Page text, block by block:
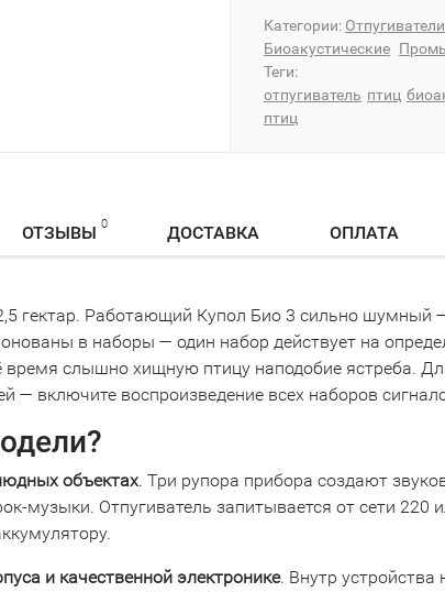
Категории:
Биоакустические
Теги:
отпугиватель птиц
птиц
ОТЗЫВЫ 0 ДОСТАВКА ОПЛАТА
гектар. Работающий Купол Био 3 сильно шумный
в наборы — один набор действует на
время слышно хищную птицу наподобие ястреба.
— включите воспроизведение всех наборов
объектах. Три рупора прибора создают
музыки. Отпугиватель запитывается от сети 220
и качественной электронике. Внутр устройства